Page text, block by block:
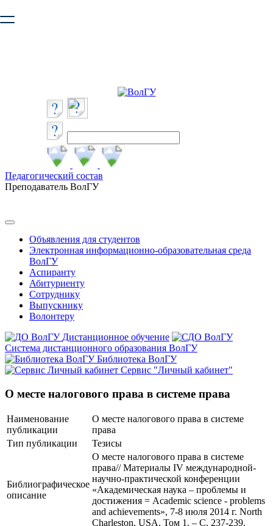
безопасную работу с сайтом. Пожалуйста
Педагогический состав
Преподаватель ВолГУ
Объявления для студентов
Электронная информационно-образовательная среда
ВолГУ
Аспиранту
Абитуриенту
Сотруднику
Выпускнику
Волонтеру
Дистанционное обучение
Система дистанционного образования ВолГУ
Библиотека ВолГУ
Сервис "Личный кабинет"
О месте налогового права в системе права
Наименование
публикации
О месте налогового права в системе
права
Тип публикации
Тезисы
Библиографическое
описание
О месте налогового права в системе
права// Материалы IV международной-
научно-практической конференции
«Академическая наука – проблемы и
достижения = Academic science - problems
and achievements», 7-8 июля 2014 г. North
Charleston, USA. Том 1. – С. 237-239.